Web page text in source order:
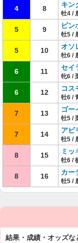
4 8 キン
牡4 /
5 9 ピン
牡5 /
5 10 オソ
牡6 /
6 11 セイ
牝6 /
6 12 コス
牡6 /
7 13 ゴー
牡5 /
7 14 アビ
牡5 /
8 15 ミッ
牡6 /
8 16 カー
牡5 /
結果・成績・オッズ